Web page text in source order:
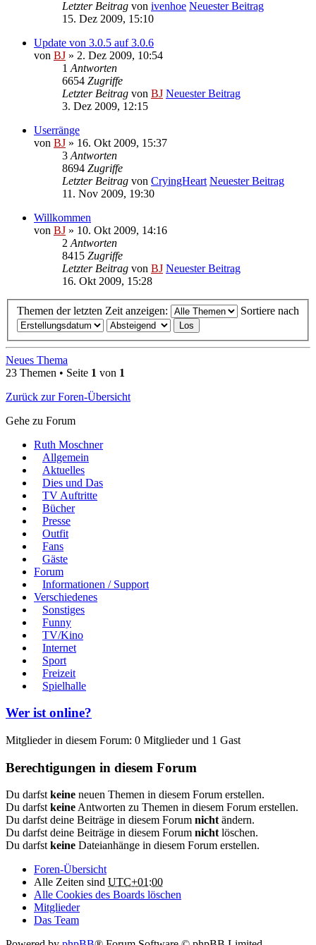
Letzter Beitrag von ivenhoe Neuester Beitrag
15. Dez 2009, 15:10
Update von 3.0.5 auf 3.0.6
von BJ » 2. Dez 2009, 10:54
1 Antworten
6654 Zugriffe
Letzter Beitrag von BJ Neuester Beitrag
3. Dez 2009, 12:15
Userränge
von BJ » 16. Okt 2009, 15:37
3 Antworten
8694 Zugriffe
Letzter Beitrag von CryingHeart Neuester Beitrag
11. Nov 2009, 19:30
Willkommen
von BJ » 10. Okt 2009, 14:16
2 Antworten
8415 Zugriffe
Letzter Beitrag von BJ Neuester Beitrag
16. Okt 2009, 15:28
Themen der letzten Zeit anzeigen: Sortiere nach
Neues Thema
23 Themen • Seite 1 von 1
Zurück zur Foren-Übersicht
Gehe zu Forum
Ruth Moschner
Allgemein
Aktuelles
Dies und Das
TV Auftritte
Bücher
Presse
Outfit
Fans
Gäste
Forum
Informationen / Support
Verschiedenes
Sonstiges
Funny
TV/Kino
Internet
Sport
Freizeit
Spielhalle
Wer ist online?
Mitglieder in diesem Forum: 0 Mitglieder und 1 Gast
Berechtigungen in diesem Forum
Du darfstkeine neuen Themen in diesem Forum erstellen.
Du darfstkeineAntworten zu Themen in diesem Forum erstellen.
Du darfst deine Beiträge in diesem Forum nichtändern.
Du darfst deine Beiträge in diesem Forum nichtlöschen.
Du darfstkeine Dateianhänge in diesem Forum erstellen.
Foren-Übersicht
Alle Zeiten sind UTC+01:00
Alle Cookies des Boards löschen
Mitglieder
Das Team